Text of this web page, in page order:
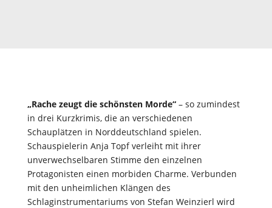
„Rache zeugt die schönsten Morde“– so zumindest
in drei Kurzkrimis, die an verschiedenen
Schauplätzen in Norddeutschland spielen.
Schauspielerin Anja Topf verleiht mit ihrer
unverwechselbaren Stimme den einzelnen
Protagonisten einen morbiden Charme. Verbunden
mit den unheimlichen Klängen des
Schlaginstrumentariums von Stefan Weinzierl wird